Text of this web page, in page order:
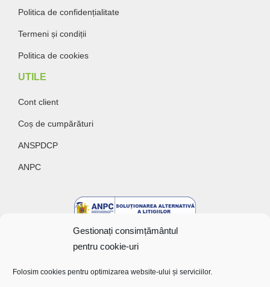
Gestionați consimțământul
pentru cookie-uri
Folosim cookies pentru optimizarea website-ului și serviciilor.
Politica de confidențialitate
Termeni și condiții
Politica de cookies
UTILE
Cont client
Coș de cumpărături
ANSPDCP
ANPC